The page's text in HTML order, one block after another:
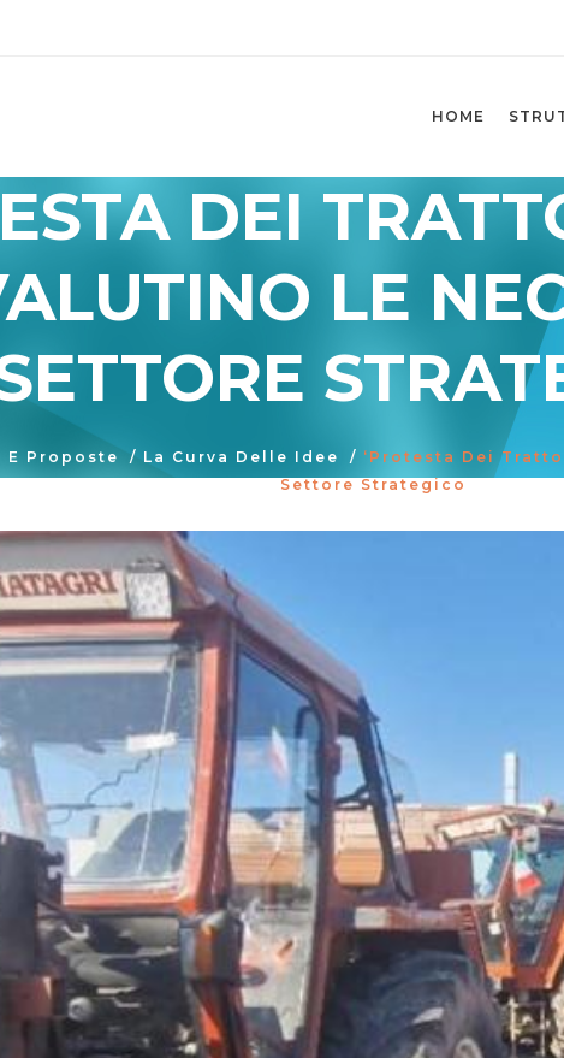
HOME
DEI
LE
E Proposte / La Curva Delle Idee / ‘Protesta Dei
Settore Strategico